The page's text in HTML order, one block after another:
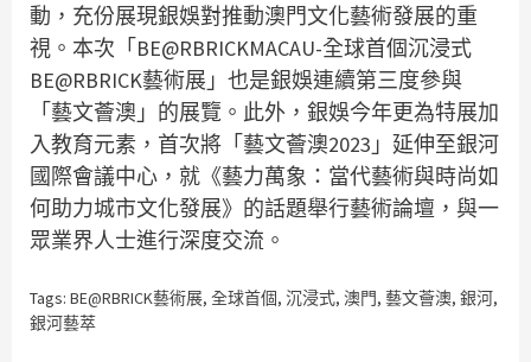
動，充份展現銀娛對推動澳門文化藝術發展的重
視。本次「BE@RBRICKMACAU-全球首個沉浸式
BE@RBRICK藝術展」也是銀娛連續第三度參與
「藝文薈澳」的展覽。此外，銀娛今年更為特展加
入教育元素，首次將「藝文薈澳2023」延伸至銀河
國際會議中心，就《藝力萬象：當代藝術與時尚如
何助力城市文化發展》的話題舉行藝術論壇，與一
眾業界人士進行深度交流。
Tags: BE@RBRICK藝術展, 全球首個, 沉浸式, 澳門, 藝文薈澳, 銀河,
銀河藝萃